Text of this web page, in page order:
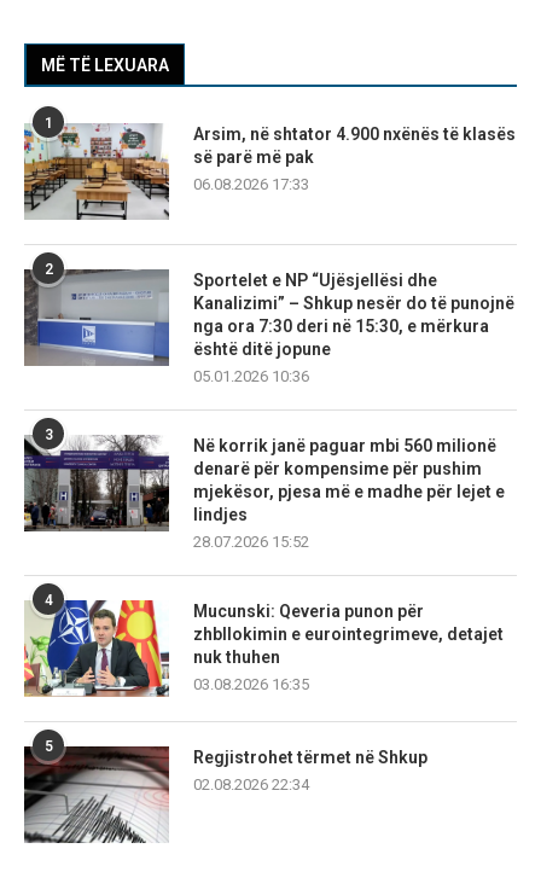
MË TË LEXUARA
1
Arsim, në shtator 4.900 nxënës të klasës
së parë më pak
06.08.2026 17:33
2
Sportelet e NP “Ujësjellësi dhe
Kanalizimi” – Shkup nesër do të punojnë
nga ora 7:30 deri në 15:30, e mërkura
është ditë jopune
05.01.2026 10:36
3
Në korrik janë paguar mbi 560 milionë
denarë për kompensime për pushim
mjekësor, pjesa më e madhe për lejet e
lindjes
28.07.2026 15:52
4
Mucunski: Qeveria punon për
zhbllokimin e eurointegrimeve, detajet
nuk thuhen
03.08.2026 16:35
5
Regjistrohet tërmet në Shkup
02.08.2026 22:34